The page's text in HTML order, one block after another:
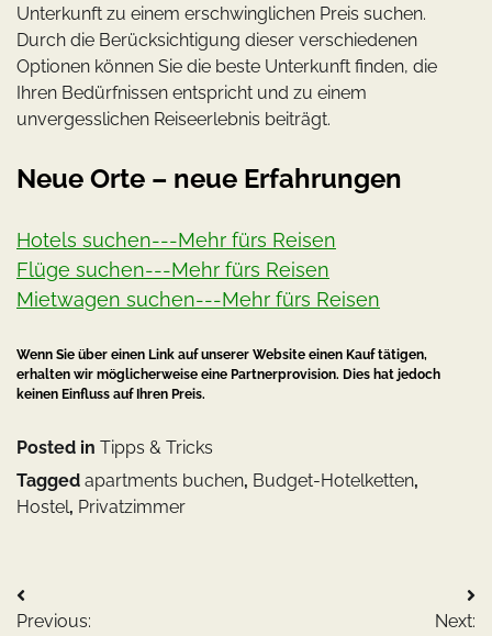
Unterkunft zu einem erschwinglichen Preis suchen.
Durch die Berücksichtigung dieser verschiedenen
Optionen können Sie die beste Unterkunft finden, die
Ihren Bedürfnissen entspricht und zu einem
unvergesslichen Reiseerlebnis beiträgt.
Neue Orte – neue Erfahrungen
Hotels suchen---Mehr fürs Reisen
Flüge suchen---Mehr fürs Reisen
Mietwagen suchen---Mehr fürs Reisen
Wenn Sie über einen Link auf unserer Website einen Kauf tätigen,
erhalten wir möglicherweise eine Partnerprovision. Dies hat jedoch
keinen Einfluss auf Ihren Preis.
Posted in Tipps & Tricks
Tagged apartments buchen, Budget-Hotelketten,
Hostel, Privatzimmer
Beitragsnavigation
Previous:
Next: